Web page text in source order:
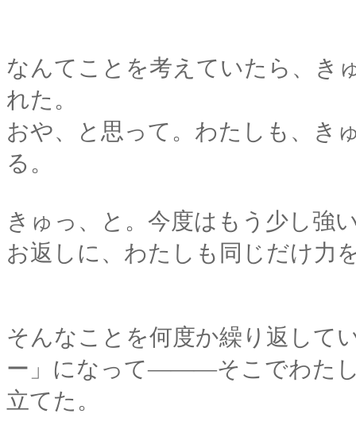
なんてことを考えていたら、き
れた。
おや、と思って。わたしも、き
る。
きゅっ、と。今度はもう少し強
お返しに、わたしも同じだけ力
そんなことを何度か繰り返して
ー」になって―――そこでわたし
立てた。